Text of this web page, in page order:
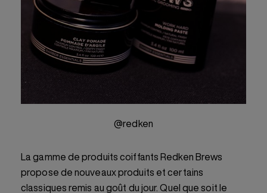
@redken
La gamme de produits coiffants Redken Brews
propose de nouveaux produits et certains
classiques remis au goût du jour. Quel que soit le